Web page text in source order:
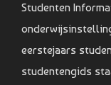
Studenten
eerstejaars
studentengids